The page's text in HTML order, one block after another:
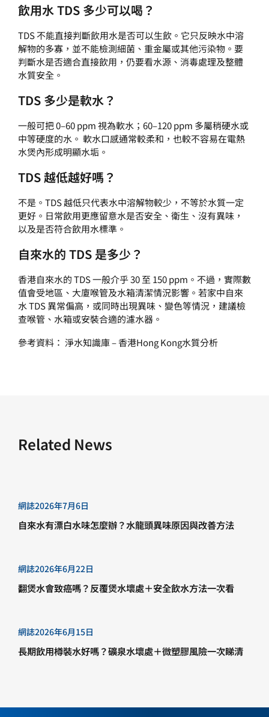
飲用水 TDS 多少可以喝？
TDS 不能直接判斷飲用水是否可以生飲。它只反映水中溶
解物的多寡，並不能檢測細菌、重金屬或其他污染物。要
判斷水是否適合直接飲用，仍要看水源、消毒處理及整體
水質安全。
TDS 多少是軟水？
一般可把 0–60 ppm 視為軟水；60–120 ppm 多屬稍硬水或
中等硬度的水。 軟水口感通常較柔和，也較不容易在電熱
水煲內形成明顯水垢。
TDS 越低越好嗎？
不是。TDS 越低只代表水中溶解物較少，不等於水質一定
更好。日常飲用更應留意水是否安全、衛生、沒有異味，
以及是否符合飲用水標準。
自來水的 TDS 是多少？
香港自來水的 TDS 一般介乎 30 至 150 ppm。不過，實際數
值會受地區、大廈喉管及水箱清潔情況影響。若家中自來
水 TDS 異常偏高，或同時出現異味、變色等情況，建議檢
查喉管、水箱或安裝合適的濾水器。
參考資料： 淨水知識庫 –香港Hong Kong水質分析
Related News
網誌2026年7月6日
自來水有漂白水味怎麼辦？水龍頭異味原因與改善方法
網誌2026年6月22日
翻煲水會致癌嗎？反覆煲水壞處＋安全飲水方法一次看
網誌2026年6月15日
長期飲用樽裝水好嗎？礦泉水壞處＋微塑膠風險一次睇清